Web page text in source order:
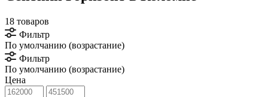
18 товаров
Фильтр
По умолчанию (возрастание)
Фильтр
По умолчанию (возрастание)
Цена